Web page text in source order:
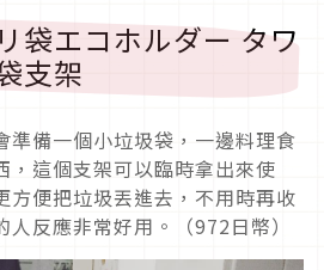
袋エコホルダー タワ
支架
準備一個小垃圾袋，一邊料理食
，這個支架可以臨時拿出來使
方便把垃圾丟進去，不用時再收
反應非常好用。（972日幣）